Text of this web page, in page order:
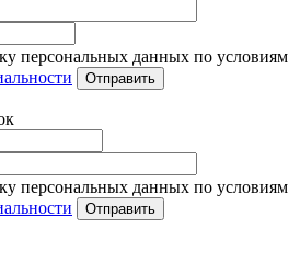
персональных данных по условиям
персональных данных по условиям